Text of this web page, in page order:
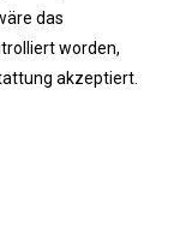
das
worden,
akzeptiert.